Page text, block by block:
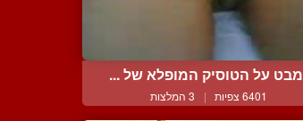
מבט על הטוסיק המופלא של ...
6401 צפיות | 3 המלצות